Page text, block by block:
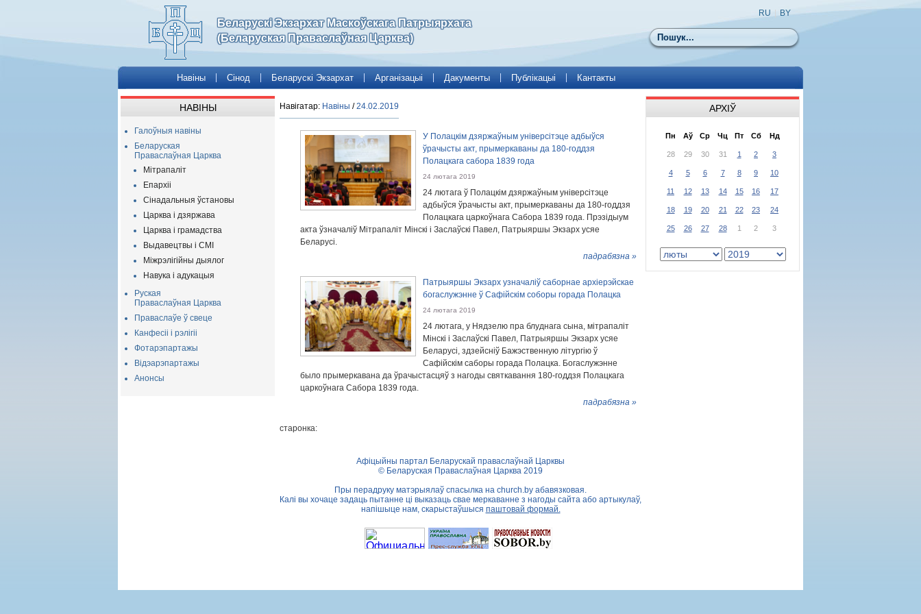
Беларускі Экзархат Маскоўскага Патрыярхата
(Беларуская Праваслаўная Царква)
Пошук
RU BY
Навіны Сінод Беларускі Экзархат Арганізацыі Дакументы Публікацыі Кантакты
НАВІНЫ
Галоўныя навіны
Беларуская
Праваслаўная Царква
Мітрапаліт
Епархіі
Сінадальныя ўстановы
Царква і дзяржава
Царква і грамадства
Выдавецтвы і СМІ
Міжрэлігійны дыялог
Навука і адукацыя
Руская
Праваслаўная Царква
Праваслаўе ў свеце
Канфесіі і рэлігіі
Фотарэпартажы
Відэарэпартажы
Анонсы
Навігатар: Навіны /24.02.2019
У Полацкім дзяржаўным універсітэце адбыўся
ўрачысты акт, прымеркаваны да 180-годдзя
Полацкага сабора 1839 года
24 лютага 2019
24 лютага ў Полацкім дзяржаўным універсітэце
адбыўся ўрачысты акт, прымеркаваны да 180-годдзя
Полацкага царкоўнага Сабора 1839 года. Прэзідыум
акта ўзначаліў Мітрапаліт Мінскі і Заслаўскі Павел, Патрыяршы Экзарх усяе
Беларусі.
падрабязна »
Патрыяршы Экзарх узначаліў саборнае архіерэйскае
богаслужэнне ў Сафійскім соборы горада Полацка
24 лютага 2019
24 лютага, у Нядзелю пра блуднага сына, мітрапаліт
Мінскі і Заслаўскі Павел, Патрыяршы Экзарх усяе
Беларусі, здзейсніў Бажэственную літургію ў
Сафійскім саборы горада Полацка. Богаслужэнне
было прымеркавана да ўрачыстасцяў з нагоды святкавання 180-годдзя Полацкага
царкоўнага Сабора 1839 года.
падрабязна »
старонка:
АРХІЎ
Пн Аў Ср Чц Пт Сб Нд
28 29 30 31 1 2 3
4 5 6 7 8 9 10
11 12 13 14 15 16 17
18 19 20 21 22 23 24
25 26 27 28 1 2 3
Афіцыйны партал Беларускай праваслаўнай Царквы
© Беларуская Праваслаўная Царква 2019
Пры перадруку матэрыялаў спасылка на church.by абавязковая.
Калі вы хочаце задаць пытанне ці выказаць свае меркаванне з нагоды сайта або артыкулаў,
напішыце нам, скарыстаўшыся паштовай формай.